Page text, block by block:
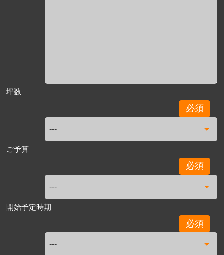
坪数
必須
ご予算
必須
開始予定時期
必須